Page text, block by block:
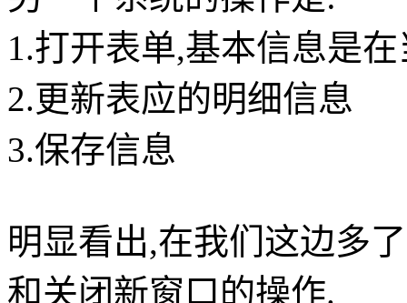
1.打开表单,基本信息是
2.更新表应的明细信息
3.保存信息
明显看出,在我们这边多
和关闭新窗口的操作.